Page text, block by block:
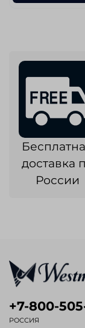
доставка
России
+7-800-
РОССИЯ